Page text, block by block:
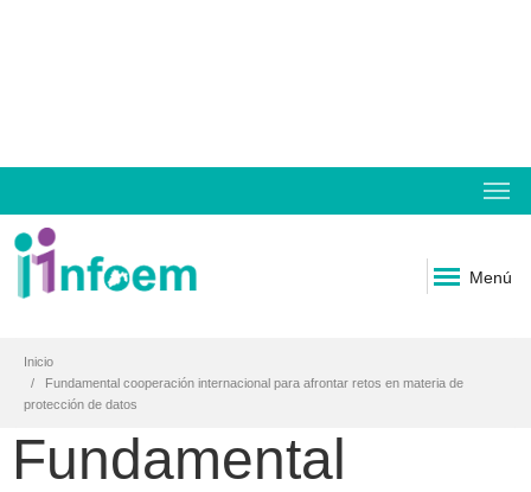
Menú
Inicio
Fundamental cooperación internacional para afrontar retos en materia de
protección de datos
Fundamental